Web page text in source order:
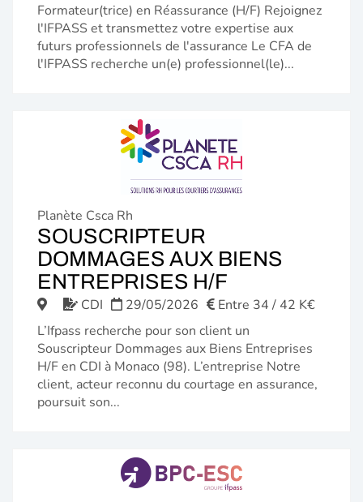
Formateur(trice) en Réassurance (H/F) Rejoignez
l'IFPASS et transmettez votre expertise aux
futurs professionnels de l'assurance Le CFA de
l'IFPASS recherche un(e) professionnel(le)...
Planète Csca Rh
SOUSCRIPTEUR
DOMMAGES AUX BIENS
ENTREPRISES H/F
FENÊTRE)
CDI 29/05/2026
Entre 34 / 42 K€
L’Ifpass recherche pour son client un
Souscripteur Dommages aux Biens Entreprises
H/F en CDI à Monaco (98). L’entreprise Notre
client, acteur reconnu du courtage en assurance,
poursuit son...